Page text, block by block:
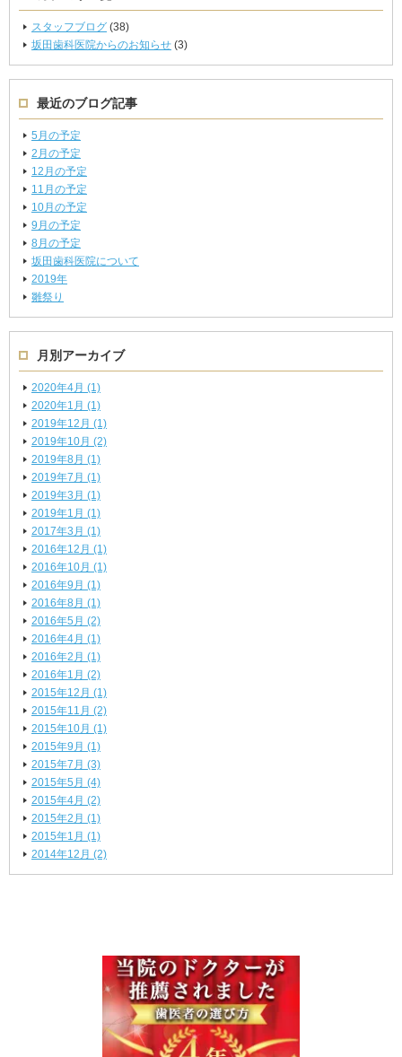
スタッフブログ (38)
坂田歯科医院からのお知らせ (3)
最近のブログ記事
5月の予定
2月の予定
12月の予定
11月の予定
10月の予定
9月の予定
8月の予定
坂田歯科医院について
2019年
雛祭り
月別アーカイブ
2020年4月 (1)
2020年1月 (1)
2019年12月 (1)
2019年10月 (2)
2019年8月 (1)
2019年7月 (1)
2019年3月 (1)
2019年1月 (1)
2017年3月 (1)
2016年12月 (1)
2016年10月 (1)
2016年9月 (1)
2016年8月 (1)
2016年5月 (2)
2016年4月 (1)
2016年2月 (1)
2016年1月 (2)
2015年12月 (1)
2015年11月 (2)
2015年10月 (1)
2015年9月 (1)
2015年7月 (3)
2015年5月 (4)
2015年4月 (2)
2015年2月 (1)
2015年1月 (1)
2014年12月 (2)